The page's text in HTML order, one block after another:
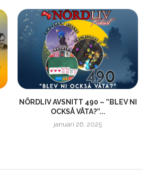
NÖRDLIV AVSNITT 490 – ”BLEV NI
OCKSÅ VÅTA?”...
januari 26, 2025